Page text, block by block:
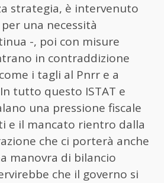
strategia, è intervenuto
una necessità
-, poi con misure
in contraddizione
i tagli al Pnrr e a
tutto questo ISTAT e
una pressione fiscale
e il mancato rientro dalla
che ci porterà anche
manovra di bilancio
che il governo si